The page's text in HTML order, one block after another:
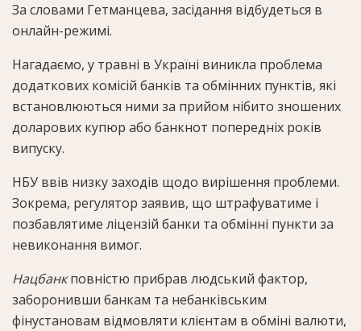
За словами Гетманцева, засідання відбудеться в
онлайн-режимі.
Нагадаємо, у травні в Україні виникла проблема
додаткових комісій банків та обмінних пунктів, які
встановлюються ними за прийом нібито зношених
доларових купюр або банкнот попередніх років
випуску.
НБУ ввів низку заходів щодо вирішення проблеми.
Зокрема, регулятор заявив, що штрафуватиме і
позбавлятиме ліцензій банки та обмінні пункти за
невиконання вимог.
Нацбанкповністю прибрав людський фактор,
заборонивши банкам та небанківським
фінустановам відмовляти клієнтам в обміні валюти,